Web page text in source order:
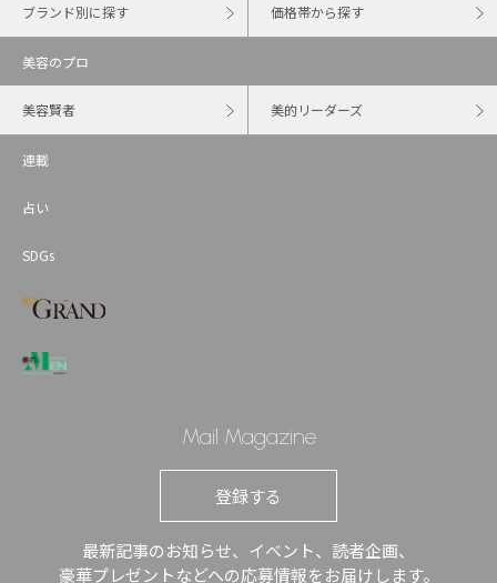
ブランド別に探す 価格帯から探す
美容のプロ
美容賢者 美的リーダーズ
連載
占い
SDGs
Mail Magazine
登録する
最新記事のお知らせ、イベント、読者企画、
豪華プレゼントなどへの応募情報をお届けします。